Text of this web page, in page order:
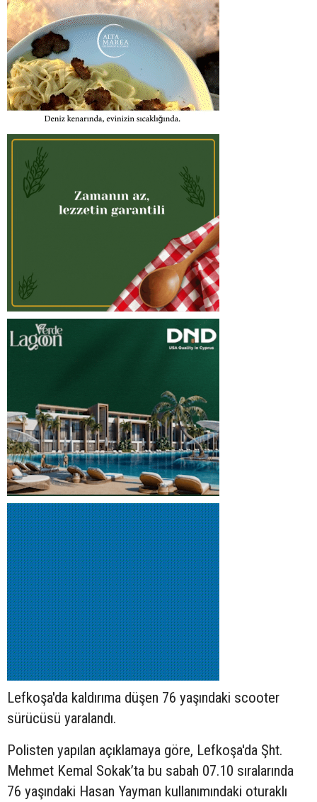
Lefkoşa'da kaldırıma düşen 76 yaşındaki scooter
sürücüsü yaralandı.
Polisten yapılan açıklamaya göre, Lefkoşa'da Şht.
Mehmet Kemal Sokak’ta bu sabah 07.10 sıralarında
76 yaşındaki Hasan Yayman kullanımındaki oturaklı